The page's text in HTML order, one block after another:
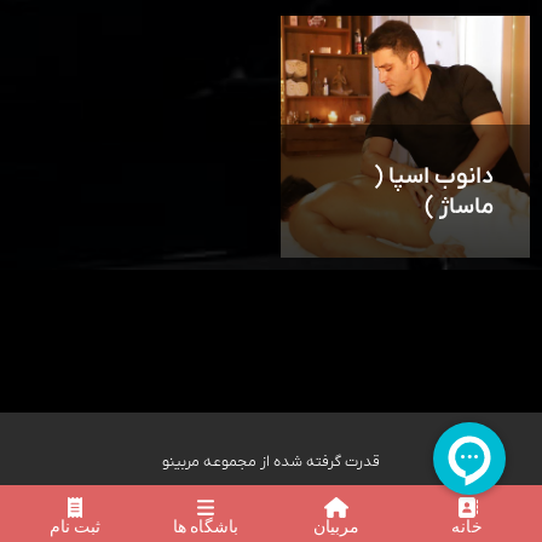
دانوب اسپا (
ماساژ )
قدرت گرفته شده از مجموعه مربینو
خانه مربیان باشگاه ها ثبت نام